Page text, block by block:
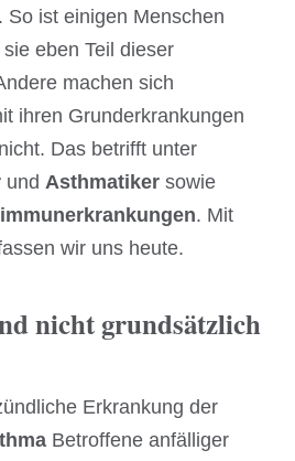
So ist einigen Menschen
eben Teil dieser
machen sich
ihren Grunderkrankungen
Das betrifft unter
undAsthmatiker sowie
. Mit
wir uns heute.
nicht grundsätzlich
Erkrankung der
Betroffene anfälliger